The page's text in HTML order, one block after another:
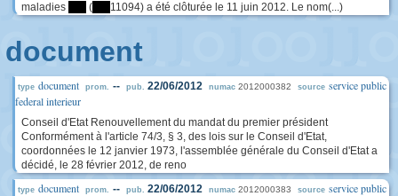
maladies
( 11094) a été clôturée le 11 juin 2012. Le nom(...)
document
type document prom. -- pub. 22/06/2012 numac 2012000382 source service public
federal interieur
Conseil d'Etat Renouvellement du mandat du premier président
Conformément à l'article 74/3, § 3, des lois sur le Conseil d'Etat,
coordonnées le 12 janvier 1973, l'assemblée générale du Conseil d'Etat a
décidé, le 28 février 2012, de reno
type document prom. -- pub. 22/06/2012 numac 2012000383 source service public